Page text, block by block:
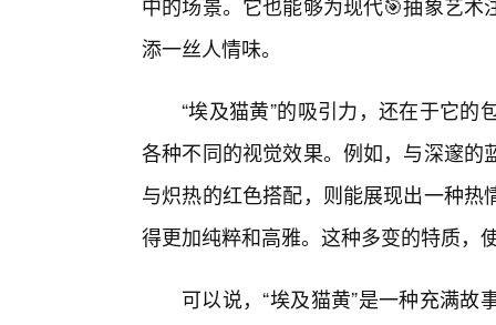
添一丝人情味。
“埃及猫黄”的吸引力，还在于它
各种不同的视觉效果。例如，与深邃
与炽热的红色搭配，则能展现出一种
得更加纯粹和高雅。这种多变的特质，
可以说，“埃及猫黄”是一种充满